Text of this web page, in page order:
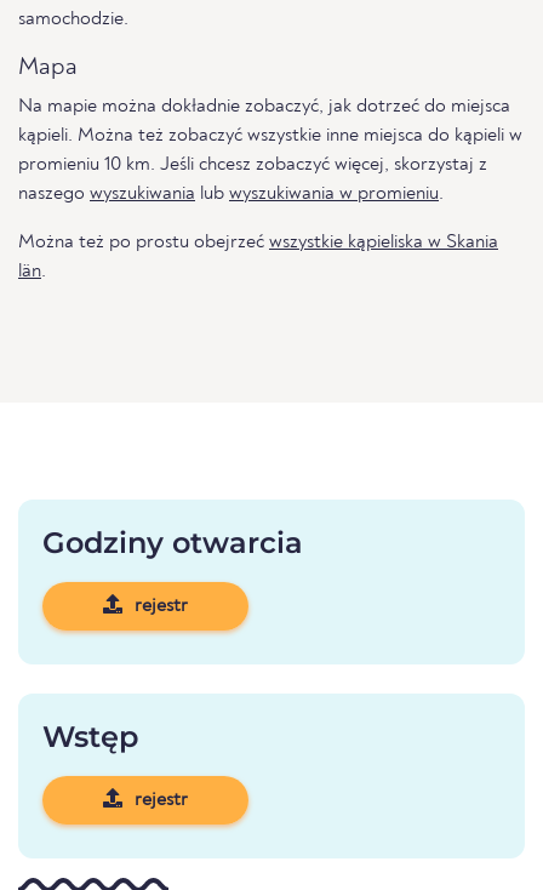
samochodzie.
Mapa
Na mapie można dokładnie zobaczyć, jak dotrzeć do miejsca
kąpieli. Można też zobaczyć wszystkie inne miejsca do kąpieli w
promieniu 10 km. Jeśli chcesz zobaczyć więcej, skorzystaj z
naszego wyszukiwania lub wyszukiwania w promieniu.
Można też po prostu obejrzeć wszystkie kąpieliska w Skania
län.
Godziny otwarcia
rejestr
Wstęp
rejestr